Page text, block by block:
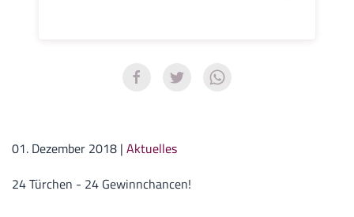
01. Dezember 2018 | Aktuelles
24 Türchen - 24 Gewinnchancen!